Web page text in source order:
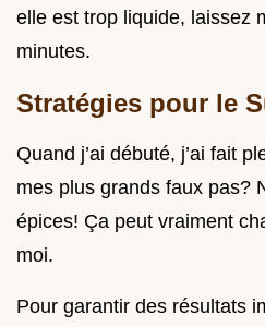
elle est trop liquide, laissez
minutes.
Stratégies pour le
Quand j’ai débuté, j’ai fait
mes plus grands faux pas?
épices! Ça peut vraiment
moi.
Pour garantir des résultats